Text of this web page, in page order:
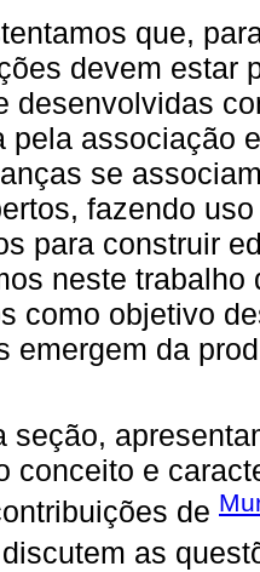
que,
devem estar
desenvolvidas
pela associação
se
fazendo
para construir
neste
como objetivo
emergem da
seção,
conceito e
de
as